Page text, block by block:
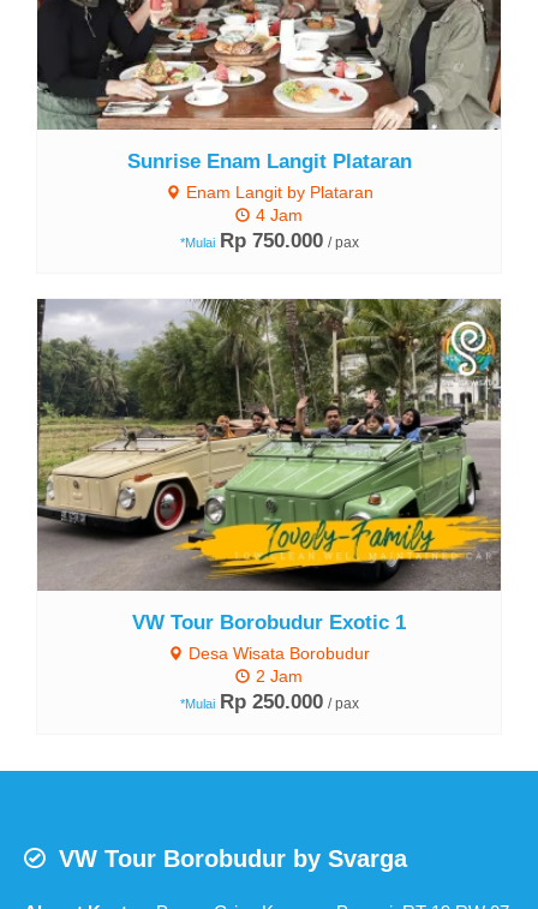
Sunrise Enam Langit Plataran
Enam Langit by Plataran
4 Jam
*Mulai Rp 750.000 / pax
Lihat Detail
VW Tour Borobudur Exotic 1
Desa Wisata Borobudur
2 Jam
*Mulai Rp 250.000 / pax
VW Tour Borobudur by Svarga